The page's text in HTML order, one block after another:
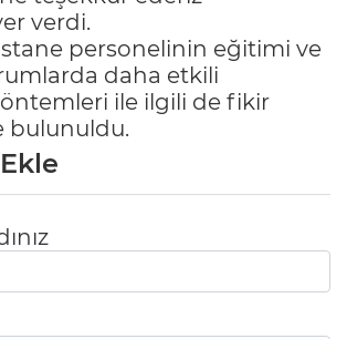
verdi.
personelinin eğitimi ve
daha etkili
ile ilgili de fikir
bulunuldu.